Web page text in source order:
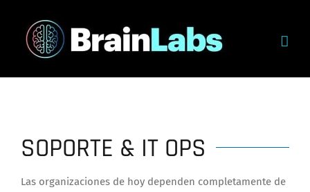
content
SOPORTE & IT OPS
Las organizaciones de hoy dependen completamente de